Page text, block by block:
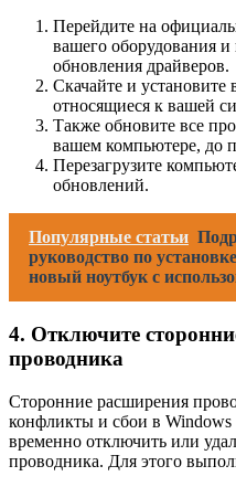
Перейдите на
вашего оборудования
обновления драйверов.
Скачайте и установите
относящиеся к вашей
Также обновите все
вашем компьютере, до
Перезагрузите
обновлений.
Популярные статьи
руководство по
новый ноутбук с
4. Отключите
проводника
Сторонние расширения
конфликты и сбои в
временно отключить или
проводника. Для этого